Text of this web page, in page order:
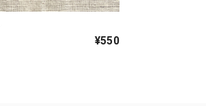
¥550